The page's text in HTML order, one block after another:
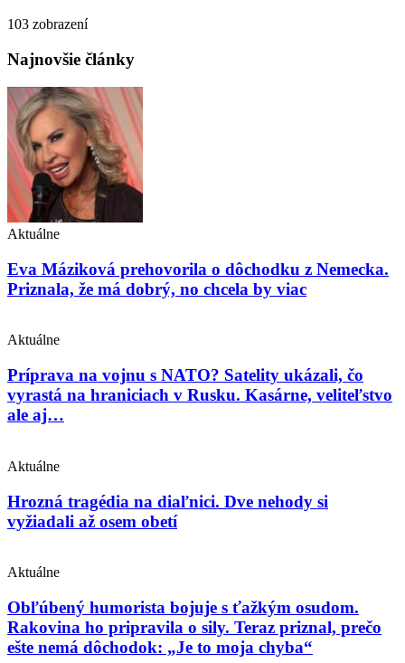
103 zobrazení
Najnovšie články
Aktuálne
Eva Máziková prehovorila o dôchodku z Nemecka.
Priznala, že má dobrý, no chcela by viac
Aktuálne
Príprava na vojnu s NATO? Satelity ukázali, čo
vyrastá na hraniciach v Rusku. Kasárne, veliteľstvo
ale aj…
Aktuálne
Hrozná tragédia na diaľnici. Dve nehody si
vyžiadali až osem obetí
Aktuálne
Obľúbený humorista bojuje s ťažkým osudom.
Rakovina ho pripravila o sily. Teraz priznal, prečo
ešte nemá dôchodok: „Je to moja chyba“